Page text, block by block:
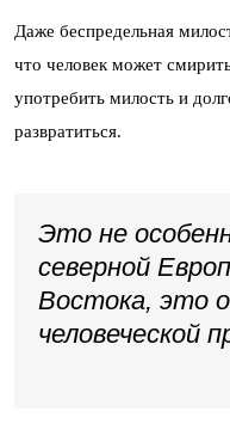
Даже беспредельная
что человек может
употребить милость и
развратиться.
Это не
северной
Востока, это
человеческой